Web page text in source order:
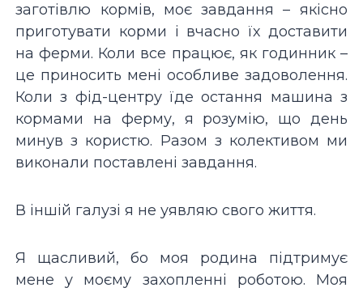
заготівлю кормів, моє завдання – якісно
приготувати корми і вчасно їх доставити
на ферми. Коли все працює, як годинник –
це приносить мені особливе задоволення.
Коли з фід-центру їде остання машина з
кормами на ферму, я розумію, що день
минув з користю. Разом з колективом ми
виконали поставлені завдання.
В іншій галузі я не уявляю свого життя.
Я щасливий, бо моя родина підтримує
мене у моєму захопленні роботою. Моя